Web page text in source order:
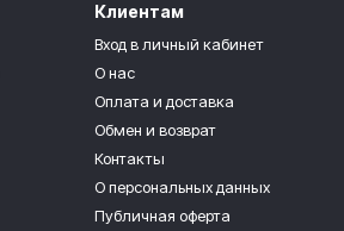
Клиентам
Вход в личный кабинет
О нас
Оплата и доставка
Обмен и возврат
Контакты
О персональных данных
Публичная оферта